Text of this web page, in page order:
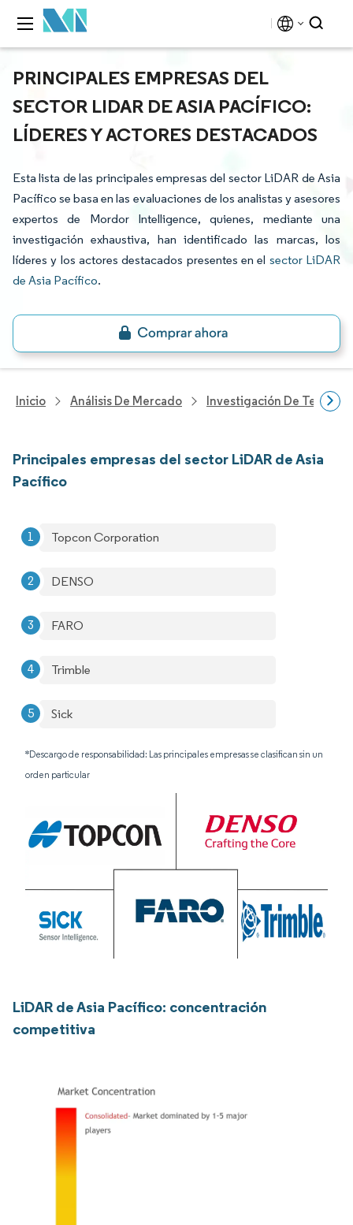
PRINCIPALES EMPRESAS DEL
SECTOR LIDAR DE ASIA PACÍFICO:
LÍDERES Y ACTORES DESTACADOS
Esta lista de las principales empresas del sector LiDAR de Asia
Pacífico se basa en las evaluaciones de los analistas y asesores
expertos de Mordor Intelligence, quienes, mediante una
investigación exhaustiva, han identificado las marcas, los
líderes y los actores destacados presentes en el sector LiDAR
de Asia Pacífico.
Inicio Análisis De Mercado Investigación De
Principales empresas del sector LiDAR de Asia
Pacífico
Topcon Corporation ​
DENSO
FARO
Trimble
Sick
*Descargo de responsabilidad: Las principales empresas se clasifican sin un
orden particular
LiDAR de Asia Pacífico: concentración
competitiva